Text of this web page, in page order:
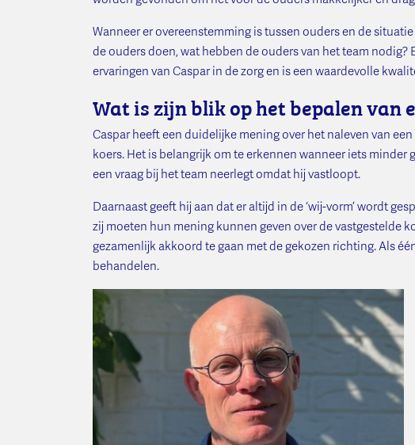
Wanneer er overeenstemming is tussen ouders en de
de ouders doen, wat hebben de ouders van het team
ervaringen van Caspar in de zorg en is een waardevolle
Wat is zijn blik op het bepalen van
Caspar heeft een duidelijke mening over het naleven van
koers. Het is belangrijk om te erkennen wanneer iets
een vraag bij het team neerlegt omdat hij vastloopt.
Daarnaast geeft hij aan dat er altijd in de ‘wij-vorm’ wordt
zij moeten hun mening kunnen geven over de vastgestelde
gezamenlijk akkoord te gaan met de gekozen richting. Als
behandelen.